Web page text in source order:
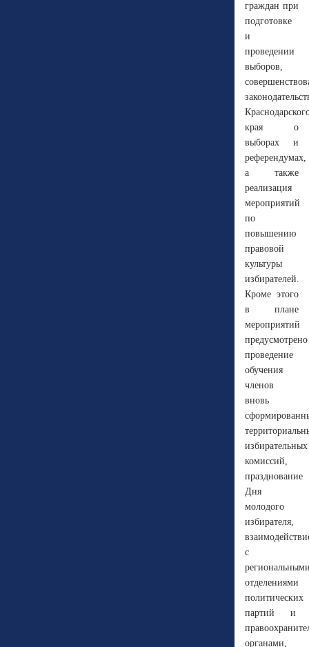
граждан при
подготовке
и
проведении
выборов,
края о
выборах и
референдумах,
а также
реализация
мероприятий
по
повышению
правовой
культуры
избирателей.
Кроме этого
в плане
мероприятий
предусмотрено
проведение
обучения
членов
вновь
избирательных
комиссий,
празднование
Дня
молодого
избирателя,
с
отделениями
политических
партий и
органами,